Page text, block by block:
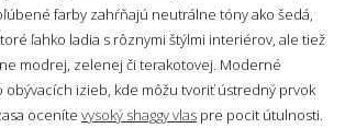
farby zahŕňajú neutrálne tóny ako šedá,
ľahko ladia s rôznymi štýlmi interiérov, ale tiež
modrej, zelenej či terakotovej. Moderné
obývacích izieb, kde môžu tvoriť ústredný prvok
oceníte vysoký shaggy vlas pre pocit útulnosti.